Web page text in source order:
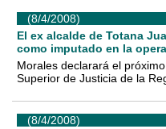
(8/4/2008)
El ex alcalde de Totana
como imputado en la
Morales declarará el
Superior de Justicia de la
(8/4/2008)